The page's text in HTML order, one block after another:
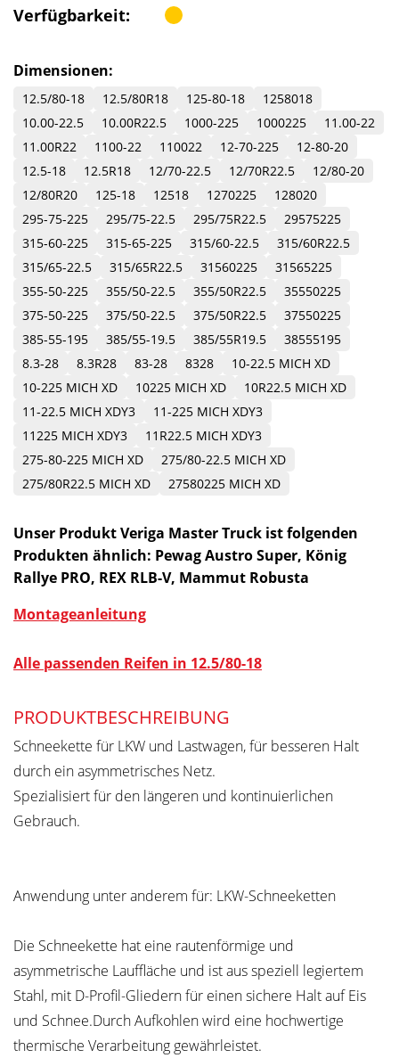
Verfügbarkeit:
Dimensionen:
12.5/80-18 12.5/80R18 125-80-18
1258018
10.00-22.5
10.00R22.5 1000-225 1000225
11.00-22
11.00R22
1100-22 110022 12-70-225
12-80-20
12.5-18
12.5R18 12/70-22.5 12/70R22.5
12/80-20
12/80R20
125-18 12518 1270225
128020
295-75-225
295/75-22.5 295/75R22.5
29575225
315-60-225
315-65-225 315/60-22.5
315/60R22.5
315/65-22.5
315/65R22.5 31560225
31565225
355-50-225
355/50-22.5 355/50R22.5
35550225
375-50-225
375/50-22.5 375/50R22.5
37550225
385-55-195
385/55-19.5 385/55R19.5
38555195
8.3-28
8.3R28 83-28 8328
10-22.5 MICH XD
10-225 MICH XD
10225 MICH XD
10R22.5 MICH XD
11-22.5 MICH XDY3
11-225 MICH XDY3
11225 MICH XDY3
11R22.5 MICH XDY3
275-80-225 MICH XD
275/80-22.5 MICH XD
275/80R22.5 MICH XD
27580225 MICH XD
Unser Produkt Veriga Master Truck ist folgenden
Produkten ähnlich: Pewag Austro Super, König
Rallye PRO, REX RLB-V, Mammut Robusta
Montageanleitung
Alle passenden Reifen in 12.5/80-18
PRODUKTBESCHREIBUNG
Schneekette für LKW und Lastwagen, für besseren Halt
durch ein asymmetrisches Netz.
Spezialisiert für den längeren und kontinuierlichen
Gebrauch.
Anwendung unter anderem für: LKW-Schneeketten
Die Schneekette hat eine rautenförmige und
asymmetrische Lauffläche und ist aus speziell legiertem
Stahl, mit D-Profil-Gliedern für einen sichere Halt auf Eis
und Schnee.Durch Aufkohlen wird eine hochwertige
thermische Verarbeitung gewährleistet.